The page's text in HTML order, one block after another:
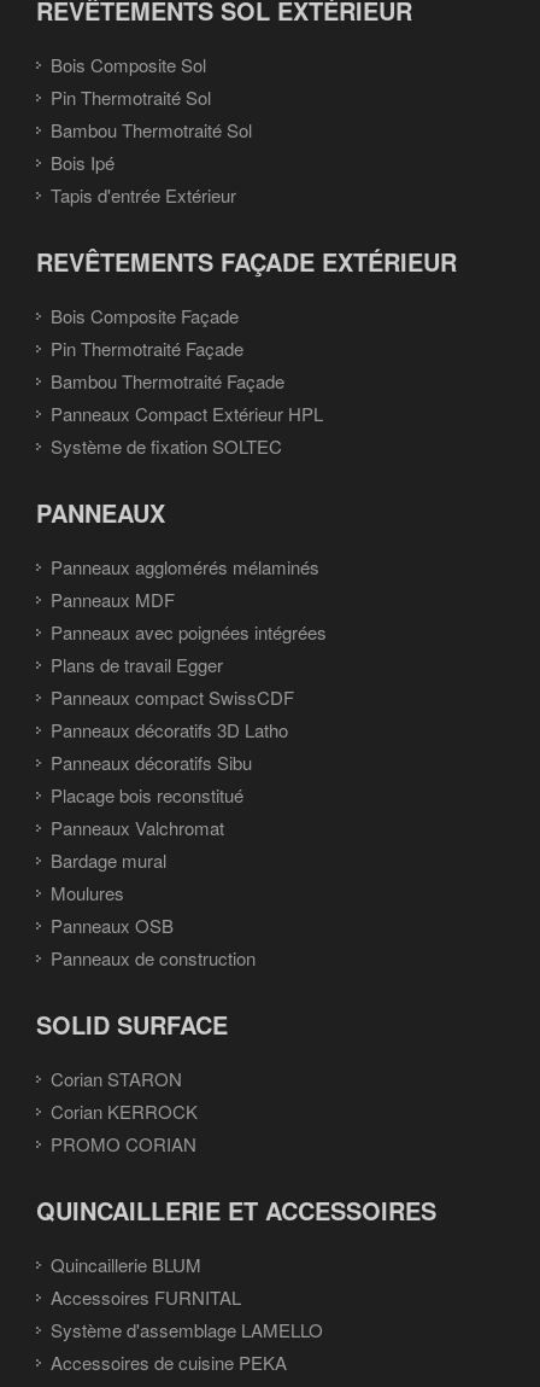
REVÊTEMENTS SOL EXTÉRIEUR
Bois Composite Sol
Pin Thermotraité Sol
Bambou Thermotraité Sol
Bois Ipé
Tapis d'entrée Extérieur
REVÊTEMENTS FAÇADE EXTÉRIEUR
Bois Composite Façade
Pin Thermotraité Façade
Bambou Thermotraité Façade
Panneaux Compact Extérieur HPL
Système de fixation SOLTEC
PANNEAUX
Panneaux agglomérés mélaminés
Panneaux MDF
Panneaux avec poignées intégrées
Plans de travail Egger
Panneaux compact SwissCDF
Panneaux décoratifs 3D Latho
Panneaux décoratifs Sibu
Placage bois reconstitué
Panneaux Valchromat
Bardage mural
Moulures
Panneaux OSB
Panneaux de construction
SOLID SURFACE
Corian STARON
Corian KERROCK
PROMO CORIAN
QUINCAILLERIE ET ACCESSOIRES
Quincaillerie BLUM
Accessoires FURNITAL
Système d'assemblage LAMELLO
Accessoires de cuisine PEKA